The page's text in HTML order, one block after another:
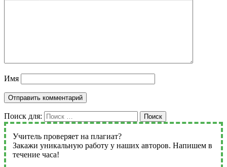
Имя
Поиск для: Поиск
Учитель проверяет на плагиат?
Закажи уникальную работу у наших авторов. Напишем в
течение часа!